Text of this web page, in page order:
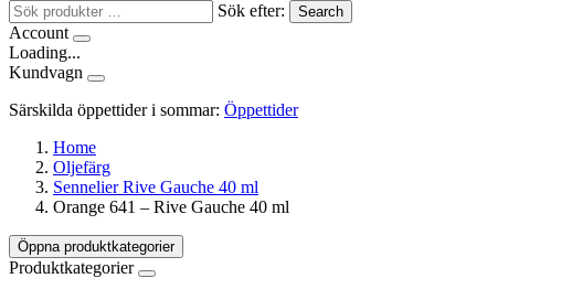
Sök efter:
Search
Account
Loading...
Kundvagn
Särskilda öppettider i sommar: Öppettider
Home
Oljefärg
Sennelier Rive Gauche 40 ml
Orange 641 – Rive Gauche 40 ml
Öppna produktkategorier
Produktkategorier